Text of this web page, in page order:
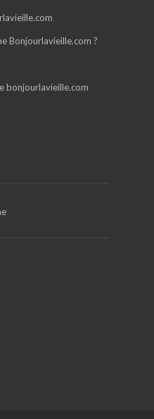
Bonjourlavieille.com ?
bonjourlavieille.com